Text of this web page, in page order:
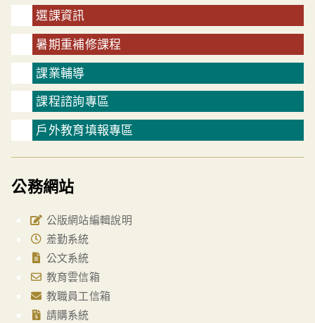
選課資訊
暑期重補修課程
課業輔導
課程諮詢專區
戶外教育填報專區
公務網站
公版網站編輯說明
差勤系統
公文系統
教育雲信箱
教職員工信箱
請購系統